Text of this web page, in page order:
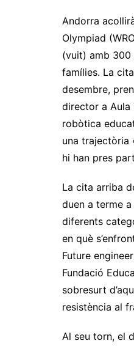
Andorra
Olympiad
(vuit) amb 300
famílies. La
desembre,
director a Aula
robòtica
una trajectòria
hi han pres
La cita arriba
duen a terme
diferents
en què
Future
Fundació
sobresurt
resistència al
Al seu torn, el